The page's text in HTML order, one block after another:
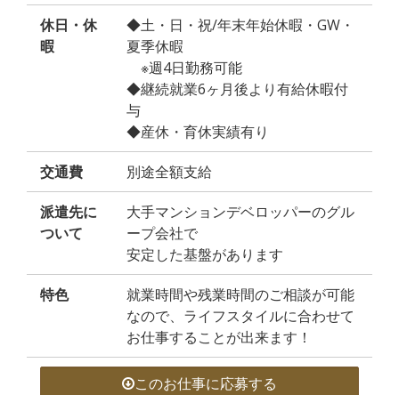
休日・休
暇
◆土・日・祝/年末年始休暇・GW・
夏季休暇
※週4日勤務可能
◆継続就業6ヶ月後より有給休暇付
与
◆産休・育休実績有り
交通費 別途全額支給
派遣先に
ついて
大手マンションデベロッパーのグル
ープ会社で
安定した基盤があります
特色
就業時間や残業時間のご相談が可能
なので、ライフスタイルに合わせて
お仕事することが出来ます！
このお仕事に応募する